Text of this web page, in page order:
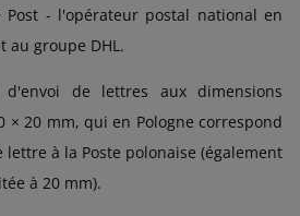
- l'opérateur postal national en
au groupe DHL.
de lettres aux dimensions
× 20 mm, qui en Pologne correspond
à la Poste polonaise (également
à 20 mm).